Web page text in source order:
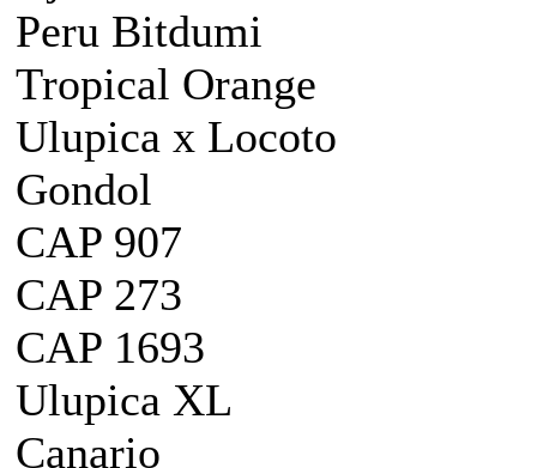
Peru Bitdumi
Tropical Orange
Ulupica x Locoto
Gondol
CAP 907
CAP 273
CAP 1693
Ulupica XL
Canario